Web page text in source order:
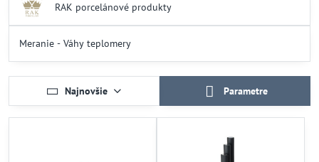
RAK porcelánové produkty
Meranie - Váhy teplomery
Najnovšie Parametre